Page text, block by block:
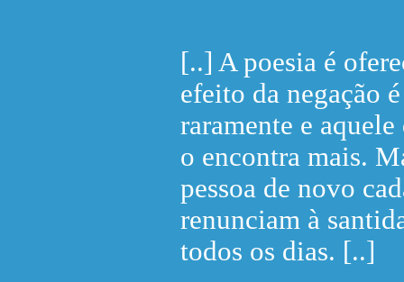
[..] A poesia é
efeito da negação
raramente e
o encontra mais.
pessoa de novo
renunciam à
todos os dias. [..]